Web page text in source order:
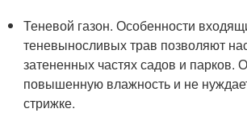
Теневой газон. Особенности
теневыносливых трав позволяют
затененных частях садов и парков.
повышенную влажность и не
стрижке.